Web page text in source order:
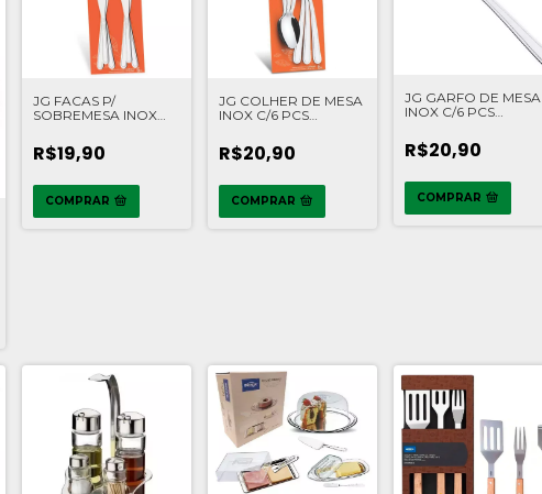
JG FACAS P/
SOBREMESA INOX
TRAMONTINA
R$19,90
COMPRAR
JG COLHER DE MESA
INOX C/6 PCS
R$20,90
COMPRAR
JG GARFO DE MESA
INOX C/6 PCS
R$20,90
COMPRAR